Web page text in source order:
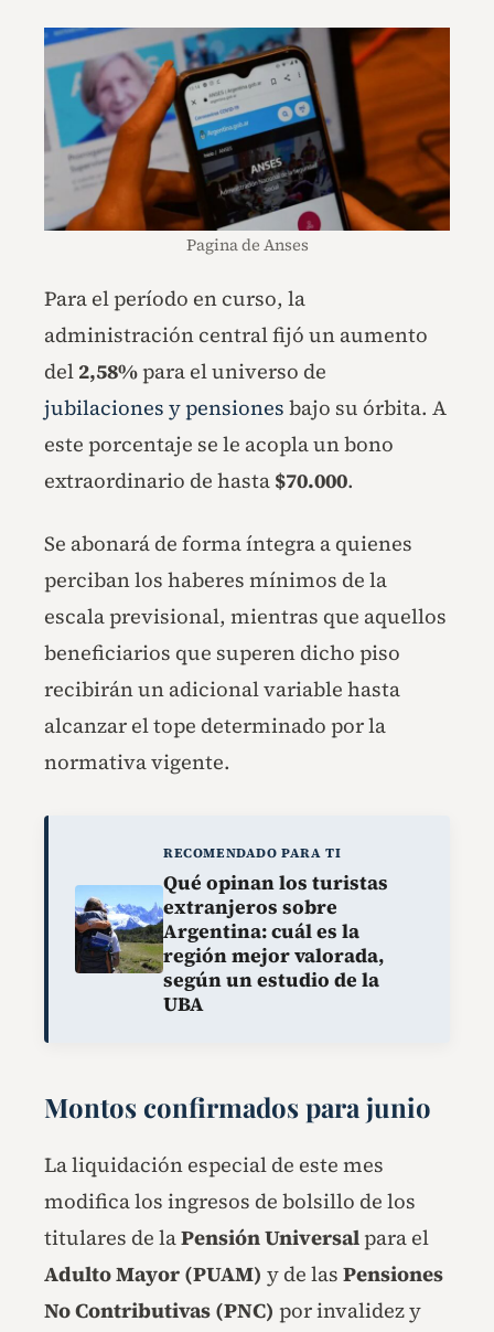
Pagina de Anses
Para el período en curso, la
administración central fijó un aumento
del 2,58%para el universo de
jubilaciones y pensiones bajo su órbita. A
este porcentaje se le acopla un bono
extraordinario de hasta $70.000.
Se abonará de forma íntegra a quienes
perciban los haberes mínimos de la
escala previsional, mientras que aquellos
beneficiarios que superen dicho piso
recibirán un adicional variable hasta
alcanzar el tope determinado por la
normativa vigente.
RECOMENDADO PARA TI
Qué opinan los turistas
extranjeros sobre
Argentina: cuál es la
región mejor valorada,
según un estudio de la
UBA
Montos confirmados para junio
La liquidación especial de este mes
modifica los ingresos de bolsillo de los
titulares de laPensión Universalpara el
Adulto Mayor (PUAM) y de las Pensiones
No Contributivas (PNC) por invalidez y